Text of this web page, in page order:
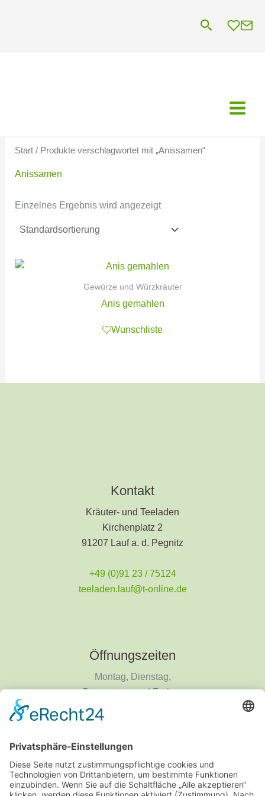
Suchen
Start/ Produkte verschlagwortet mit „Anissamen“
Anissamen
Einzelnes Ergebnis wird angezeigt
Gewürze und Würzkräuter
Anis gemahlen
Wunschliste
Kontakt
Kräuter- und Teeladen
Kirchenplatz 2
91207 Lauf a. d. Pegnitz
+49 (0)91 23 / 75124
teeladen.lauf@t-online.de
Öffnungszeiten
Montag, Dienstag,
Donnerstag und Freitag
9 - 14 Uhr